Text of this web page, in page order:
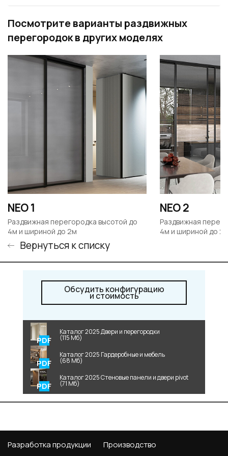
Посмотрите варианты раздвижных
перегородок в других моделях
NEO 1
Раздвижная перегородка высотой до
4м и шириной до 2м
NEO 2
Раздвижная
4м и шириной до
Вернуться к списку
Обсудить конфигурацию
и стоимость
Каталог 2025 Двери и перегородки
(115 Мб)
Каталог 2025 Гардеробные и мебель
(68 Мб)
Каталог 2025 Стеновые панели и двери pivot
(71 Мб)
Разработка продукции Производство